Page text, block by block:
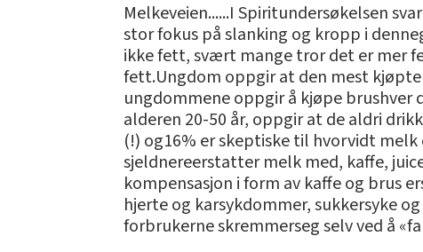
Melkeveien......I Spiritundersøkelsen
stor fokus på slanking og kropp i
ikke fett, svært mange tror det er mer
fett.Ungdom oppgir at den mest
ungdommene oppgir å kjøpe brushver
alderen 20-50 år, oppgir at de aldri
(!) og16% er skeptiske til hvorvidt
sjeldnereerstatter melk med, kaffe,
kompensasjon i form av kaffe og brus
hjerte og karsykdommer, sukkersyke
forbrukerne skremmerseg selv ved å